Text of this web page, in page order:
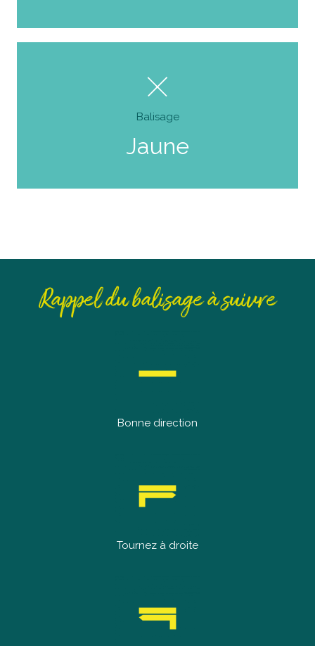
Balisage
Jaune
Rappel du balisage à suivre
Bonne direction
Tournez à droite